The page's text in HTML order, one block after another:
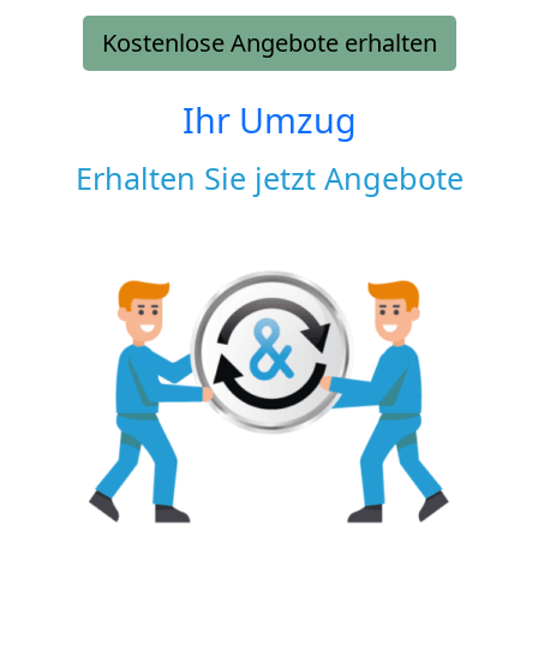
Kostenlose Angebote erhalten
Ihr Umzug
Erhalten Sie jetzt Angebote